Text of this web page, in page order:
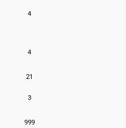
4
4
21
3
999